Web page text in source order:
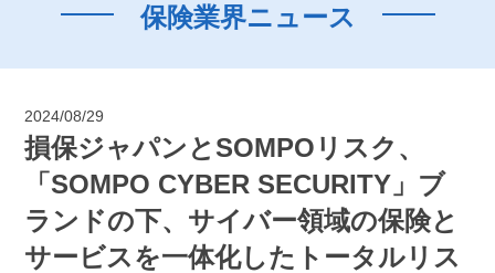
保険業界ニュース
2024/08/29
損保ジャパンとSOMPOリスク、
「SOMPO CYBER SECURITY」ブ
ランドの下、サイバー領域の保険と
サービスを一体化したトータルリス